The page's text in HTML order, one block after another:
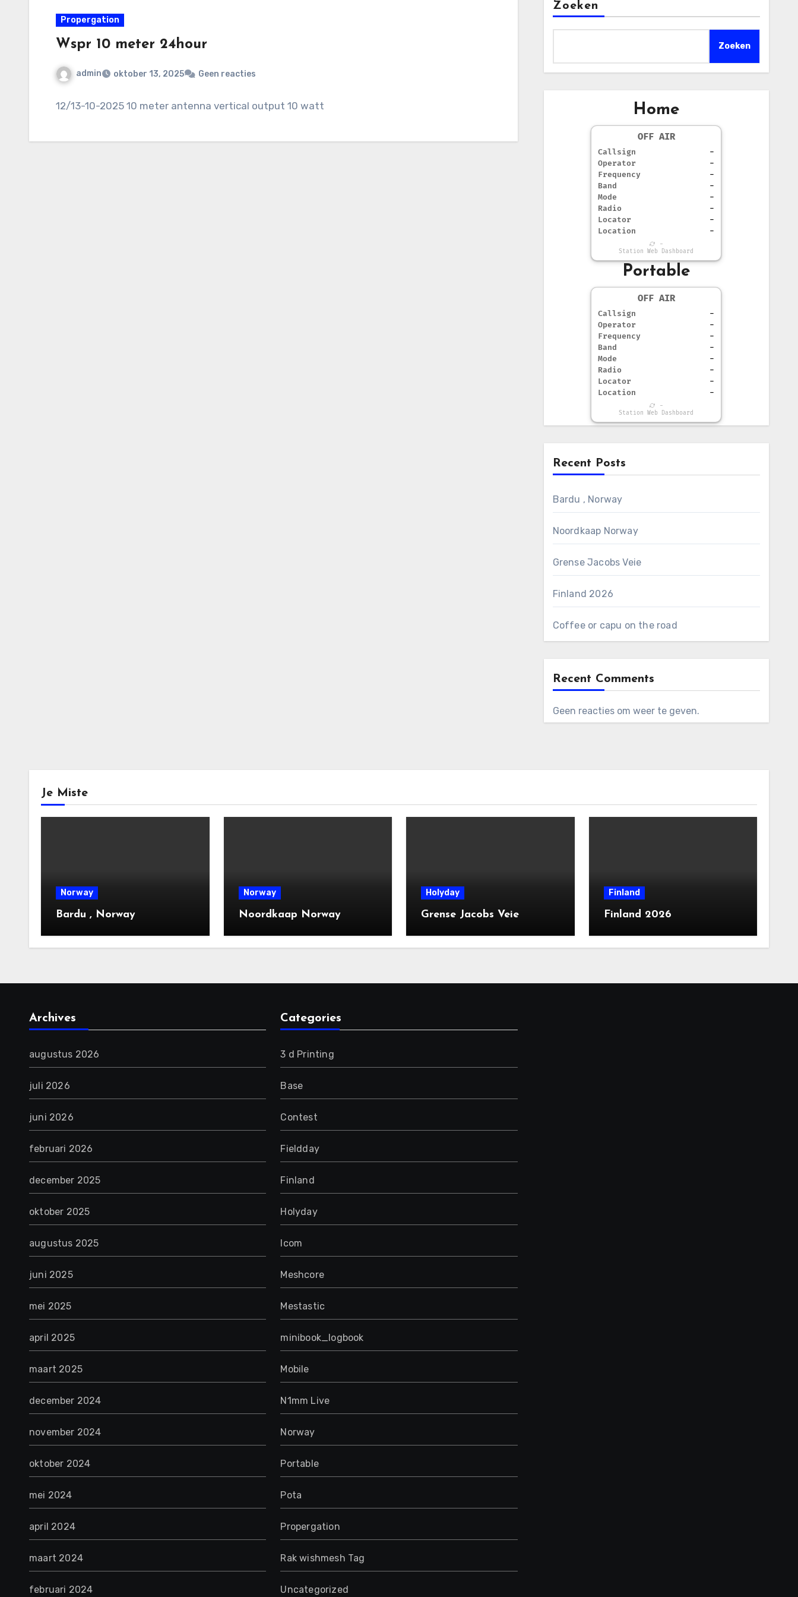
Propergation
Wspr 10 meter 24hour
admin oktober 13, 2025 Geen reacties
12/13-10-2025 10 meter antenna vertical output 10 watt
Zoeken
Zoeken
Home
OFF AIR
Callsign
-
Operator
-
Frequency
-
Band
-
Mode
-
Radio
-
Locator
-
Location
-
-
Station Web Dashboard
Portable
OFF AIR
Callsign
-
Operator
-
Frequency
-
Band
-
Mode
-
Radio
-
Locator
-
Location
-
-
Station Web Dashboard
Recent Posts
Bardu , Norway
Noordkaap Norway
Grense Jacobs Veie
Finland 2026
Coffee or capu on the road
Recent Comments
Geen reacties om weer te geven.
Je Miste
Norway
Bardu , Norway
Norway
Noordkaap Norway
Holyday
Grense Jacobs Veie
Finland
Finland 2026
Archives
augustus 2026
juli 2026
juni 2026
februari 2026
december 2025
oktober 2025
augustus 2025
juni 2025
mei 2025
april 2025
maart 2025
december 2024
november 2024
oktober 2024
mei 2024
april 2024
maart 2024
februari 2024
Categories
3 d Printing
Base
Contest
Fieldday
Finland
Holyday
Icom
Meshcore
Mestastic
minibook_logbook
Mobile
N1mm Live
Norway
Portable
Pota
Propergation
Rak wishmesh Tag
Uncategorized